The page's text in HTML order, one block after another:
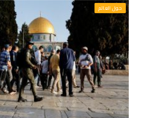
حول العالم